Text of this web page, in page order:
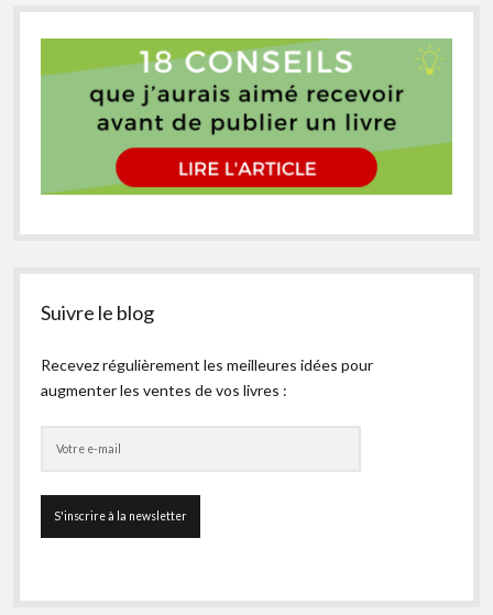
Suivre le blog
Recevez régulièrement les meilleures idées pour
augmenter les ventes de vos livres :